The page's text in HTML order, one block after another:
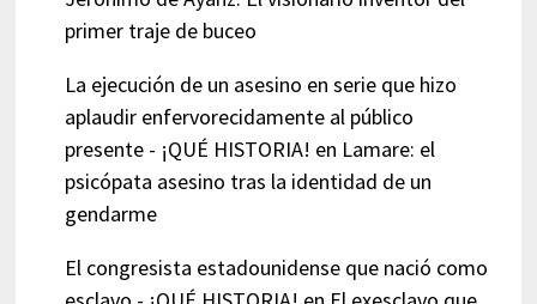
primer traje de buceo
La ejecución de un asesino en serie que hizo
aplaudir enfervorecidamente al público
presente - ¡QUÉ HISTORIA! en Lamare: el
psicópata asesino tras la identidad de un
gendarme
El congresista estadounidense que nació como